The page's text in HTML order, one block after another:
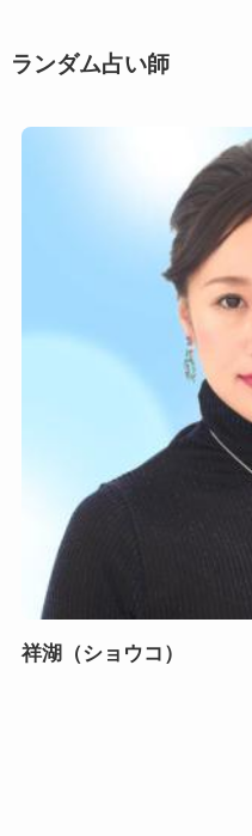
ン
ランダム占い師
祥湖（ショウコ）